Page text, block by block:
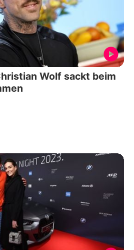
Wolf sackt beim